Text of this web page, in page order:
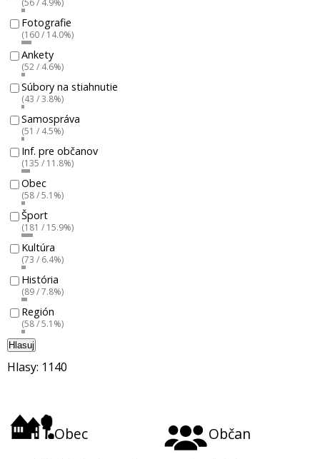
Fotografie
(160 / 14.0%)
Ankety
(52 / 4.6%)
Súbory na stiahnutie
(43 / 3.8%)
Samospráva
(51 / 4.5%)
Inf. pre občanov
(135 / 11.8%)
Obec
(58 / 5.1%)
Šport
(181 / 15.9%)
Kultúra
(73 / 6.4%)
História
(89 / 7.8%)
Región
(58 / 5.1%)
Hlasuj
Hlasy: 1140
Obec Občan